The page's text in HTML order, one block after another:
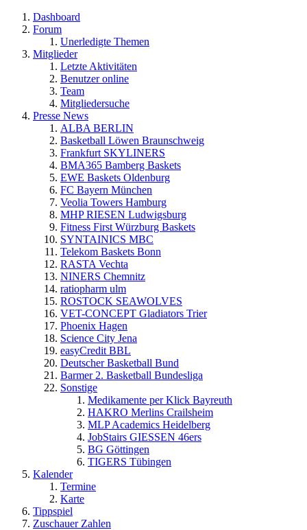
Dashboard
Forum
Unerledigte Themen
Mitglieder
Letzte Aktivitäten
Benutzer online
Team
Mitgliedersuche
Presse News
ALBA BERLIN
Basketball Löwen Braunschweig
Frankfurt SKYLINERS
BMA365 Bamberg Baskets
EWE Baskets Oldenburg
FC Bayern München
Veolia Towers Hamburg
MHP RIESEN Ludwigsburg
Fitness First Würzburg Baskets
SYNTAINICS MBC
Telekom Baskets Bonn
RASTA Vechta
NINERS Chemnitz
ratiopharm ulm
ROSTOCK SEAWOLVES
VET-CONCEPT Gladiators Trier
Phoenix Hagen
Science City Jena
easyCredit BBL
Deutscher Basketball Bund
Barmer 2. Basketball Bundesliga
Sonstige
Medikamente per Klick Bayreuth
HAKRO Merlins Crailsheim
MLP Academics Heidelberg
JobStairs GIESSEN 46ers
BG Göttingen
TIGERS Tübingen
Kalender
Termine
Karte
Tippspiel
Zuschauer Zahlen